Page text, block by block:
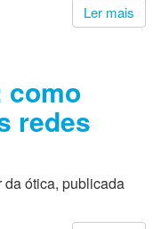
Ler mais
como
redes
ótica, publicada